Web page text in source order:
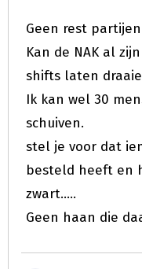
Geen rest
Kan de NAK al
shifts laten
Ik kan wel 30
schuiven.
stel je voor dat
besteld heeft en
zwart.....
Geen haan die